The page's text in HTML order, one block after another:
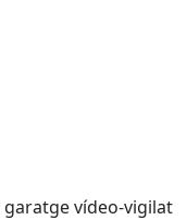
vídeo-vigilat